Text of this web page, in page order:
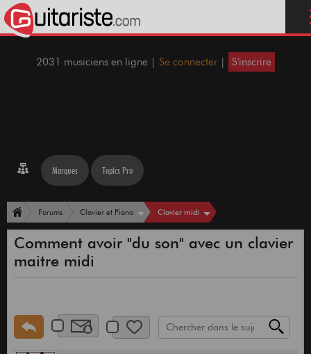
2031 musiciens en ligne | Se connecter | S'inscrire
Marques Topics Pro
Forums Clavier et Piano Clavier midi
Comment avoir "du son" avec un clavier
maitre midi